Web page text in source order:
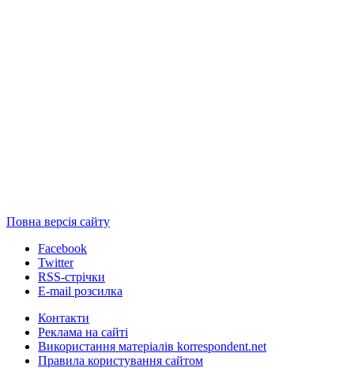
Повна версія сайту
Facebook
Twitter
RSS-стрічки
E-mail розсилка
Контакти
Реклама на сайті
Використання матеріалів korrespondent.net
Правила користування сайтом